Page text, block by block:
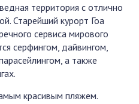
территория с отлично
Старейший курорт Гоа
сервиса мирового
серфингом, дайвингом,
а также
красивым пляжем.